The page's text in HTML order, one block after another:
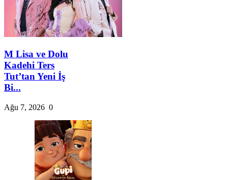
M Lisa ve Dolu
Kadehi Ters
Tut’tan Yeni İş
Bi...
Ağu 7, 2026 0